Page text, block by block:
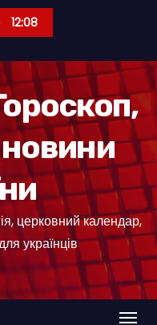
12:08
церковний календар,
українців